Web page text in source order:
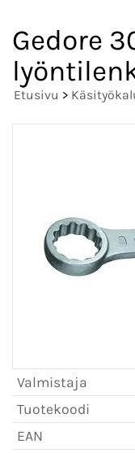
Gedore
Etusivu >
Valmistaja
Tuotekoodi
EAN